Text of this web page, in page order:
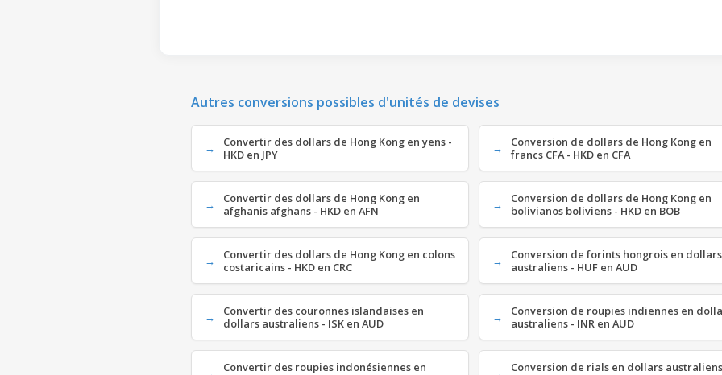
Autres conversions possibles d'unités de devises
Convertir des dollars de Hong Kong en yens -
HKD en JPY
Conversion de dollars de Hong Kong en
francs CFA - HKD en CFA
Convertir des dollars de Hong Kong en
afghanis afghans - HKD en AFN
Conversion de dollars de Hong Kong en
bolivianos boliviens - HKD en BOB
Convertir des dollars de Hong Kong en colons
costaricains - HKD en CRC
Conversion de forints hongrois en dollars
australiens - HUF en AUD
Convertir des couronnes islandaises en
dollars australiens - ISK en AUD
Conversion de roupies indiennes en
australiens - INR en AUD
Convertir des roupies indonésiennes en
Conversion de rials en dollars